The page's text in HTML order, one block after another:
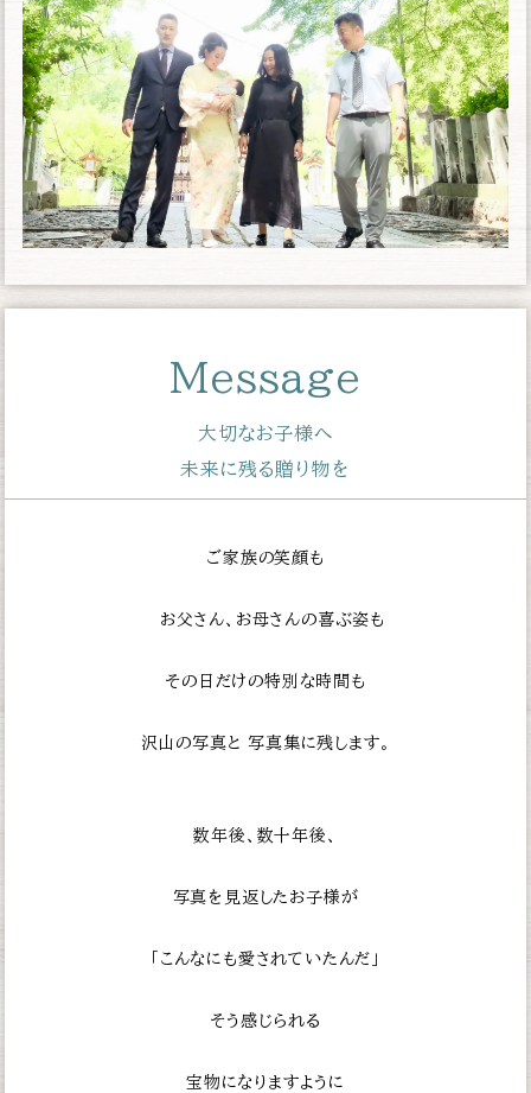
Message
大切なお子様へ
未来に残る贈り物を
ご家族の笑顔も
お父さん、お母さんの喜ぶ姿も
その日だけの特別な時間も
沢山の写真と 写真集に残します。
数年後、数十年後、
写真を見返したお子様が
「こんなにも愛されていたんだ」
そう感じられる
宝物になりますように